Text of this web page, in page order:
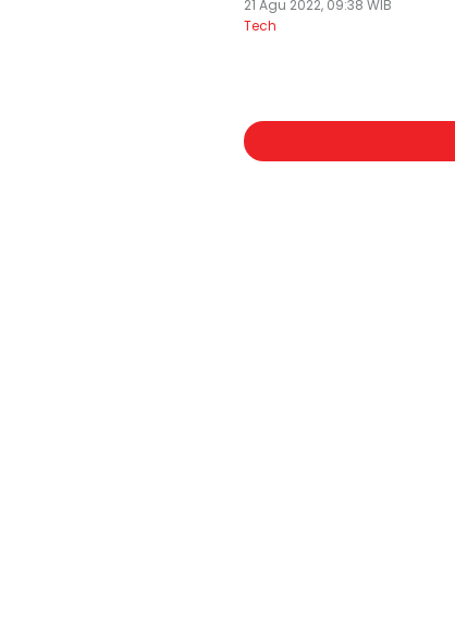
21 Agu 2022, 09:38 WIB
Tech